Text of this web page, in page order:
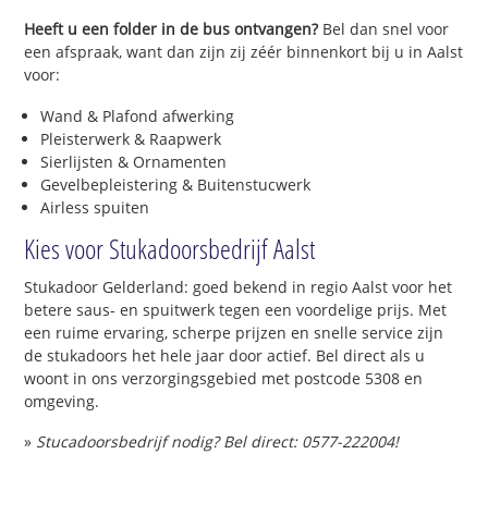
Heeft u een folder in de bus ontvangen?Bel dan snel voor
een afspraak, want dan zijn zij zéér binnenkort bij u in Aalst
voor:
Wand & Plafond afwerking
Pleisterwerk & Raapwerk
Sierlijsten & Ornamenten
Gevelbepleistering & Buitenstucwerk
Airless spuiten
Kies voor Stukadoorsbedrijf Aalst
Stukadoor Gelderland: goed bekend in regio Aalst voor het
betere saus- en spuitwerk tegen een voordelige prijs. Met
een ruime ervaring, scherpe prijzen en snelle service zijn
de stukadoors het hele jaar door actief. Bel direct als u
woont in ons verzorgingsgebied met postcode 5308 en
omgeving.
» Stucadoorsbedrijf nodig? Bel direct: 0577-222004!